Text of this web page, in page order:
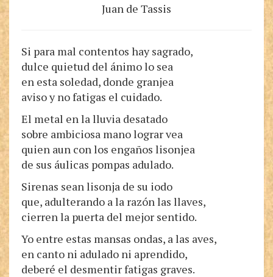
Juan de Tassis
Si para mal contentos hay sagrado,
dulce quietud del ánimo lo sea
en esta soledad, donde granjea
aviso y no fatigas el cuidado.
El metal en la lluvia desatado
sobre ambiciosa mano lograr vea
quien aun con los engaños lisonjea
de sus áulicas pompas adulado.
Sirenas sean lisonja de su iodo
que, adulterando a la razón las llaves,
cierren la puerta del mejor sentido.
Yo entre estas mansas ondas, a las aves,
en canto ni adulado ni aprendido,
deberé el desmentir fatigas graves.